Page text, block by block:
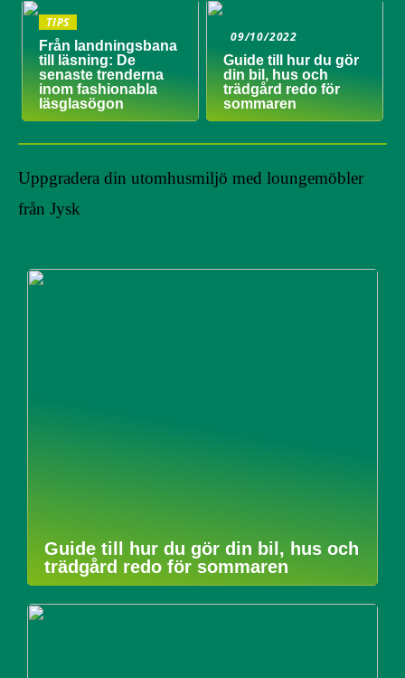
TIPS
Från landningsbana
till läsning: De
senaste trenderna
inom fashionabla
läsglasögon
09/10/2022
Guide till hur du gör
din bil, hus och
trädgård redo för
sommaren
Uppgradera din utomhusmiljö med loungemöbler
från Jysk
Guide till hur du gör din bil, hus och
trädgård redo för sommaren